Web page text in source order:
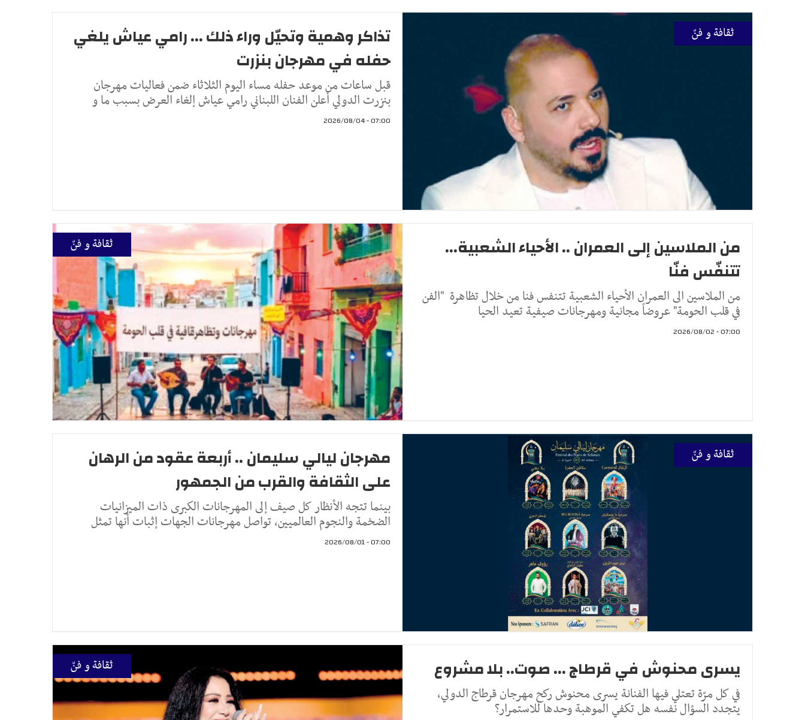
ثقافة و فنّ
تذاكر وهمية وتحيّل وراء ذلك ... رامي عياش يلغي
حفله في مهرجان بنزرت
قبل ساعات من موعد حفله مساء اليوم الثلاثاء ضمن فعاليات مهرجان
بنزرت الدولي أعلن الفنان اللبناني رامي عياش إلغاء العرض بسبب ما و
07:00 - 2026/08/04
ثقافة و فنّ
من الملاسين إلى العمران .. الأحياء الشعبية...
تتنفّس فنّا
من الملاسين الى العمران الأحياء الشعبية تتنفس فنا من خلال تظاهرة "الفن
في قلب الحومة" عروضاً مجانية ومهرجانات صيفية تعيد الحيا
07:00 - 2026/08/02
ثقافة و فنّ
مهرجان ليالي سليمان .. أربعة عقود من الرهان
على الثقافة والقرب من الجمهور
بينما تتجه الأنظار كل صيف إلى المهرجانات الكبرى ذات الميزانيات
الضخمة والنجوم العالميين، تواصل مهرجانات الجهات إثبات أنها تمثل
07:00 - 2026/08/01
ثقافة و فنّ يسرى محنوش في قرطاج ... صوت.. بلا مشروع
في كل مرّة تعتلي فيها الفنانة يسرى محنوش ركح مهرجان قرطاج الدولي،
يتجدد السؤال نفسه هل تكفي الموهبة وحدها للاستمرار؟